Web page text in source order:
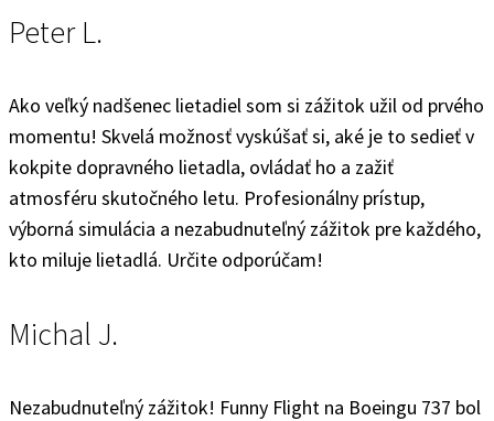
Peter L.
Ako veľký nadšenec lietadiel som si zážitok užil od prvého
momentu! Skvelá možnosť vyskúšať si, aké je to sedieť v
kokpite dopravného lietadla, ovládať ho a zažiť
atmosféru skutočného letu. Profesionálny prístup,
výborná simulácia a nezabudnuteľný zážitok pre každého,
kto miluje lietadlá. Určite odporúčam!
Michal J.
Nezabudnuteľný zážitok! Funny Flight na Boeingu 737 bol